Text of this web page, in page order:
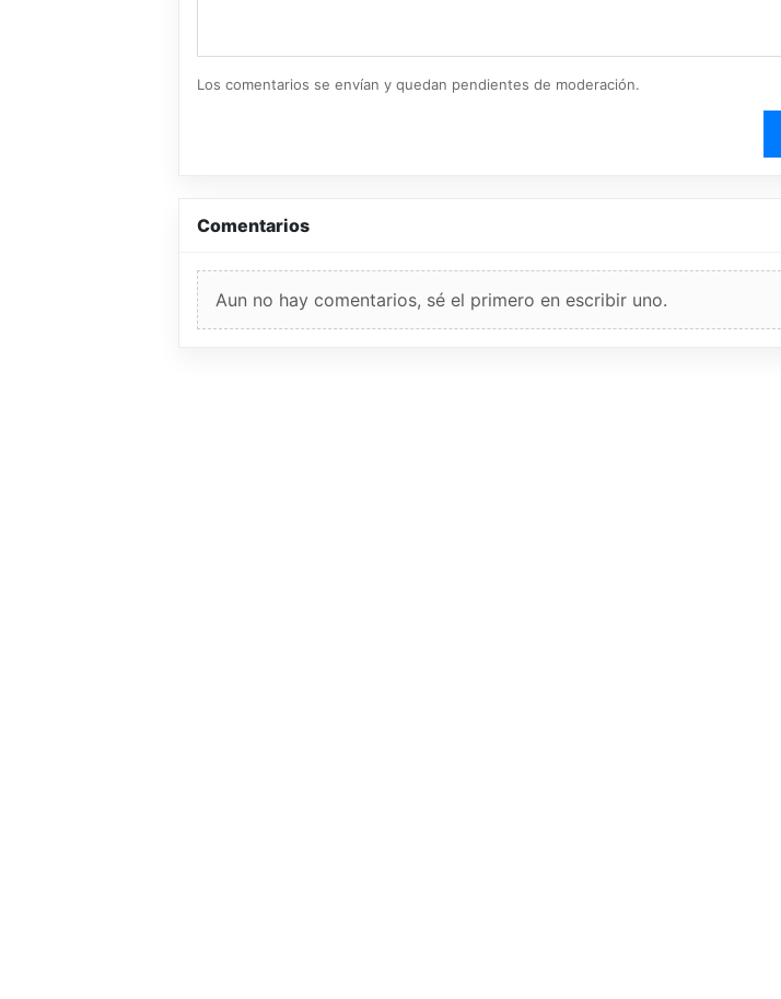
Los comentarios se envían y quedan pendientes de moderación.
Comentarios
Aun no hay comentarios, sé el primero en escribir uno.